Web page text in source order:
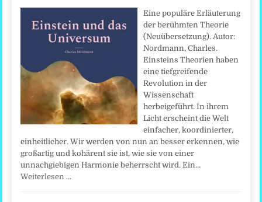
Eine populäre Erläuterung
der berühmten Theorie
(Neuübersetzung). Autor:
Nordmann, Charles.
Einsteins Theorien haben
eine tiefgreifende
Revolution in der
Wissenschaft
herbeigeführt. In ihrem
Licht erscheint die Welt
einfacher, koordinierter,
einheitlicher. Wir werden von nun an besser erkennen, wie
großartig und kohärent sie ist, wie sie von einer
unnachgiebigen Harmonie beherrscht wird. Ein…
Weiterlesen …